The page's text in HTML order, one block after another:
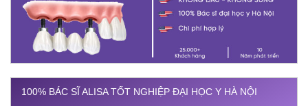
100% BÁC SĨ ALISA TỐT NGHIỆP ĐẠI HỌC Y HÀ NỘI